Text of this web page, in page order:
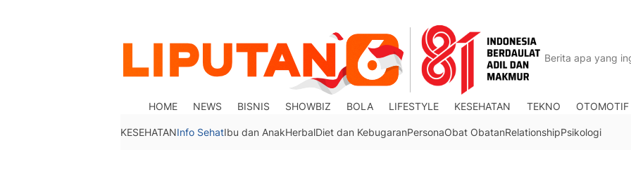
HOME NEWS BISNIS SHOWBIZ BOLA LIFESTYLE KESEHATAN TEKNO OTOMOTIF
KESEHATANInfo SehatIbu dan AnakHerbalDiet dan KebugaranPersonaObat ObatanRelationshipPsikologi